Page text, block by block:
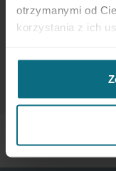
otrzymanymi od
korzystania z ich
na otrzymywanie